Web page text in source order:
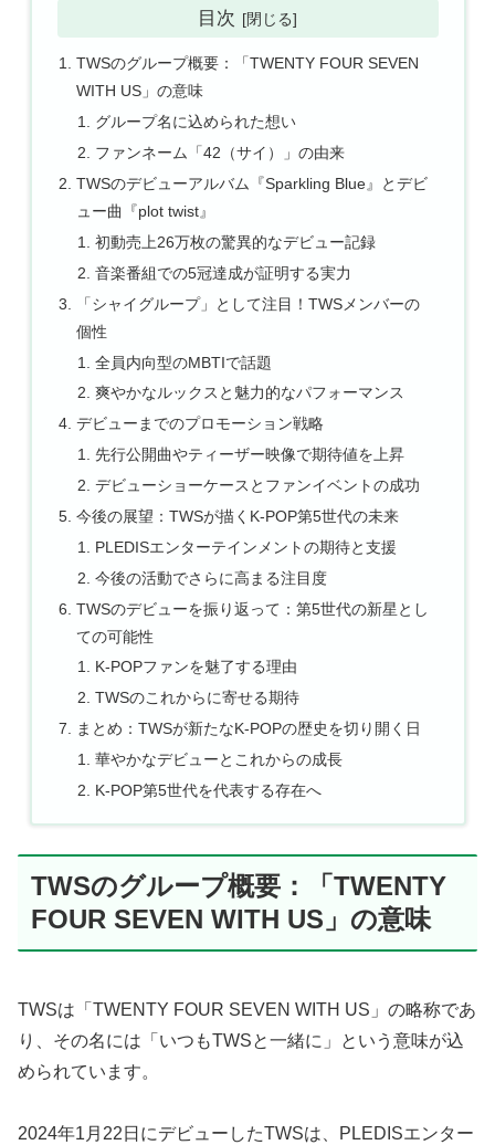
目次
TWSのグループ概要：「TWENTY FOUR SEVEN
WITH US」の意味
グループ名に込められた想い
ファンネーム「42（サイ）」の由来
TWSのデビューアルバム『Sparkling Blue』とデビ
ュー曲『plot twist』
初動売上26万枚の驚異的なデビュー記録
音楽番組での5冠達成が証明する実力
「シャイグループ」として注目！TWSメンバーの
個性
全員内向型のMBTIで話題
爽やかなルックスと魅力的なパフォーマンス
デビューまでのプロモーション戦略
先行公開曲やティーザー映像で期待値を上昇
デビューショーケースとファンイベントの成功
今後の展望：TWSが描くK-POP第5世代の未来
PLEDISエンターテインメントの期待と支援
今後の活動でさらに高まる注目度
TWSのデビューを振り返って：第5世代の新星とし
ての可能性
K-POPファンを魅了する理由
TWSのこれからに寄せる期待
まとめ：TWSが新たなK-POPの歴史を切り開く日
華やかなデビューとこれからの成長
K-POP第5世代を代表する存在へ
TWSのグループ概要：「TWENTY
FOUR SEVEN WITH US」の意味
TWSは「TWENTY FOUR SEVEN WITH US」の略称であ
り、その名には「いつもTWSと一緒に」という意味が込
められています。
2024年1月22日にデビューしたTWSは、PLEDISエンター